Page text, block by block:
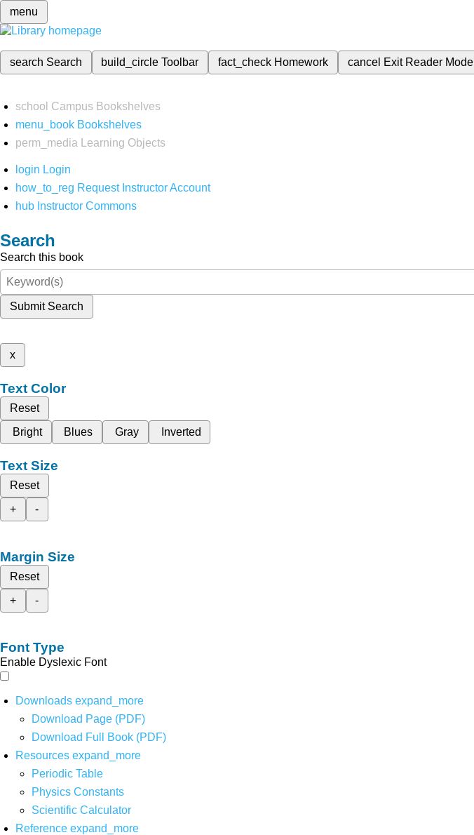
menu
search Search build_circleToolbar fact_check Homework cancel Exit Reader Mode
school Campus Bookshelves
menu_book Bookshelves
perm_media
Learning Objects
login Login
how_to_reg Request Instructor Account
hub Instructor Commons
Search
Search this book
Submit Search
x
Text Color
Reset
Bright
Blues Gray Inverted
Text Size
Reset
+
-
Margin Size
Reset
+
-
Font Type
Enable Dyslexic Font
Downloads expand_more
Download Page (PDF)
Download Full Book (PDF)
Resources expand_more
Periodic Table
Physics Constants
Scientific Calculator
Reference expand_more